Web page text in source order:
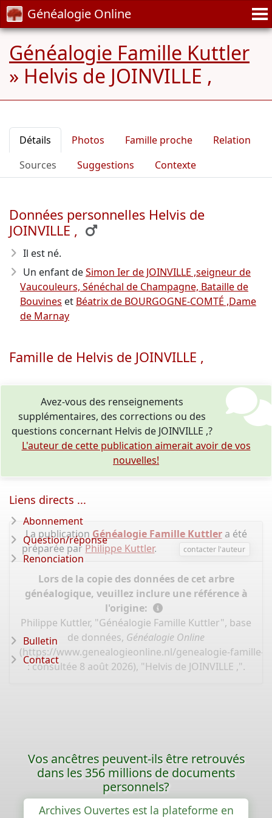
Généalogie Online
Généalogie Famille Kuttler
» Helvis de JOINVILLE ,
Détails Photos Famille proche
Relation
Sources
Suggestions Contexte
Données personnelles Helvis de
JOINVILLE ,
Il est né.
Un enfant deSimon Ier de JOINVILLE ,seigneur de
Vaucouleurs, Sénéchal de Champagne, Bataille de
Bouvines et Béatrix de BOURGOGNE-COMTÉ ,Dame
de Marnay
Famille de Helvis de JOINVILLE ,
Avez-vous des renseignements
supplémentaires, des corrections ou des
questions concernant Helvis de JOINVILLE ,?
L'auteur de cette publication aimerait avoir de vos
nouvelles!
La publication Généalogie Famille Kuttlera été
préparée par Philippe Kuttler. contacter l'auteur
Lors de la copie des données de cet arbre
généalogique, veuillez inclure une référence à
l'origine:
Philippe Kuttler, "Généalogie Famille Kuttler", base
de données, Généalogie Online
(https://www.genealogieonline.nl/genealogie-famille-
: consultée 8 août 2026), "Helvis de JOINVILLE ,".
Liens directs ...
Abonnement
Question/réponse
Renonciation
Bulletin
Contact
Vos ancêtres peuvent-ils être retrouvés
dans les 356 millions de documents
personnels?
Archives Ouvertes est la plateforme en